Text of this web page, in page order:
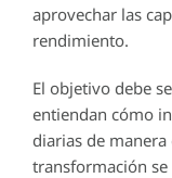
aprovechar las
rendimiento.
El objetivo debe
entiendan cómo
diarias de manera
transformación